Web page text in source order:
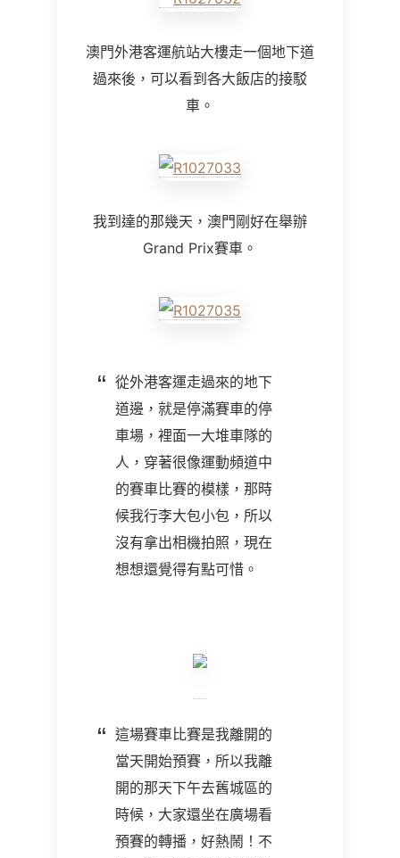
澳門外港客運航站大樓走一個地下道
過來後，可以看到各大飯店的接駁
車。
我到達的那幾天，澳門剛好在舉辦
Grand Prix賽車。
從外港客運走過來的地下
道邊，就是停滿賽車的停
車場，裡面一大堆車隊的
人，穿著很像運動頻道中
的賽車比賽的模樣，那時
候我行李大包小包，所以
沒有拿出相機拍照，現在
想想還覺得有點可惜。
這場賽車比賽是我離開的
當天開始預賽，所以我離
開的那天下午去舊城區的
時候，大家還坐在廣場看
預賽的轉播，好熱鬧！不